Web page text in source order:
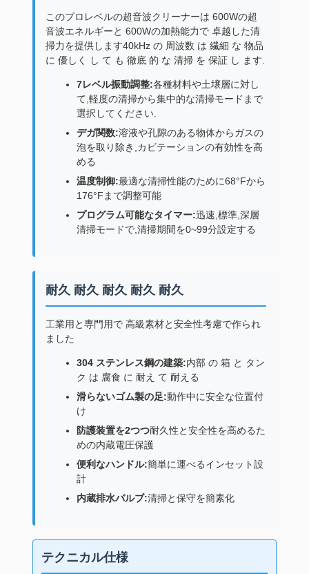
このプロレベルの超音波クリーナーは 600Wの超
音波エネルギーと 600Wの加熱能力で 卓越した清
掃力を提供します40kHz の 周波数 は 繊細 な 物品
に 優しく し て も 徹底 的 な 清掃 を 保証 し ます.
7レベル振動調整:各種材料や土壌層に対し
て,軽度の清掃から集中的な清掃モードまで
選択してください.
デガ関数:溶液や孔隙のある物体からガスの
泡を取り除き,カビテーションの有効性を高
める
温度制御:最適な清掃性能のために68°Fから
176°Fまで調整可能
プログラム可能なタイマー:迅速,標準,深層
清掃モードで,清掃期間を0~99分設定する
耐久 耐久 耐久 耐久 耐久
工業用と専門用で 高級素材と安全性考慮で作られ
ました
304 ステンレス鋼の建築:内部 の 箱 と タン
ク は 腐食 に 耐え て 耐える
滑らないゴム製の足:動作中に安全な位置付
け
防護装置を2つつ耐久性と安全性を高めるた
めの内蔵電圧保護
便利なハンドル:簡単に運べるインセット設
計
内蔵排水バルブ:清掃と保守を簡素化
テクニカル仕様